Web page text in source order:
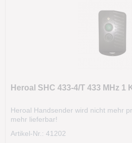
Heroal SHC 433-4/T 433 MHz 1
Heroal Handsender wird nicht mehr
mehr lieferbar!
Artikel-Nr.: 41202